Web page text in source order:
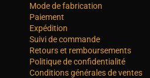
Mode de fabrication
Paiement
Expédition
Suivi de commande
Retours et remboursements
Politique de confidentialité
Conditions générales de ventes